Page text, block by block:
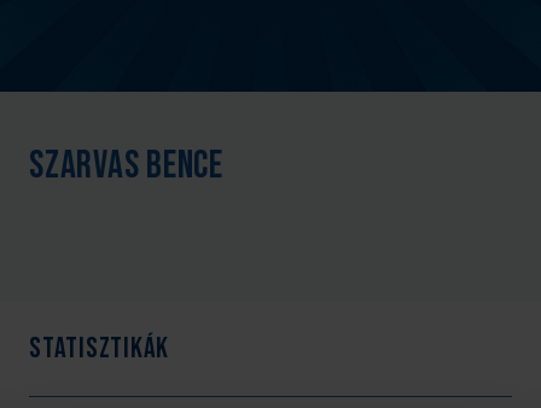
Szarvas Bence
Statisztikák